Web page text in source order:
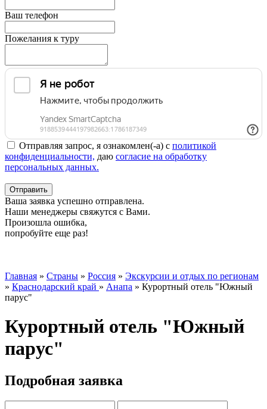
Ваш телефон
Пожелания к туру
Отправляя запрос, я ознакомлен(-а) с политикой
конфиденциальности, даю согласие на обработку
персональных данных.
Отправить
Ваша заявка успешно отправлена.
Наши менеджеры свяжутся с Вами.
Произошла ошибка,
попробуйте еще раз!
Главная » Страны » Россия » Экскурсии и отдых по регионам
» Краснодарский край » Анапа » Курортный отель "Южный
парус"
Курортный отель "Южный
парус"
Подробная заявка